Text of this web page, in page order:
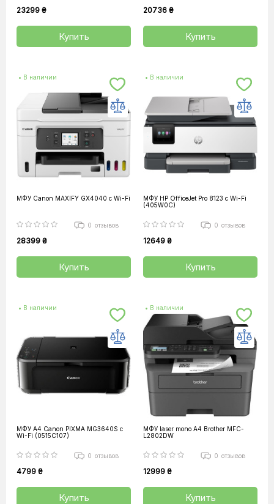
23299 ₴
Купить
20736 ₴
Купить
• В наличии
МФУ Canon MAXIFY GX4040 с Wi-Fi
0 отзывов
28399 ₴
Купить
• В наличии
МФУ HP OfficeJet Pro 8123 с Wi-Fi
(405W0C)
0 отзывов
12649 ₴
Купить
• В наличии
МФУ А4 Canon PIXMA MG3640S с
Wi-Fi (0515C107)
0 отзывов
4799 ₴
Купить
• В наличии
МФУ laser mono A4 Brother MFC-
L2802DW
0 отзывов
12999 ₴
Купить